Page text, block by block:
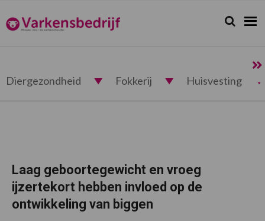
de
hoofdnavigatie
de
hoofd
de
eerste
de
voettekst
Varkensbedrijf.nl Zoeken...
Zoek
Diergezondheid Fokkerij Huisvesting
Laag geboortegewicht en vroeg
ijzertekort hebben invloed op de
ontwikkeling van biggen